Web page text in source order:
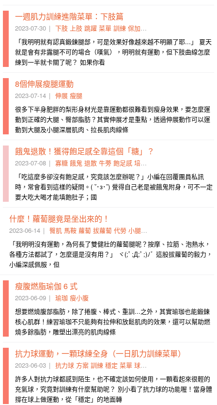
一週肌力訓練進階菜單：下肢篇
2023-07-30 下肢 上肢 跳躍 菜單 訓練 保加利亞
「我明明就有認真鍛鍊腿部，可是效果好像越來越不明顯了耶...」 夏天
就是會有非露腿不可的場合（嘆氣），明明就有運動，但下肢曲線怎麼
練到一半就卡關了呢？ 如果你看
8個伸展瘦腿運動
2023-07-14 伸展 瘦腿
很多下半身肥胖的梨形身材光是靠運動都很難看到瘦身效果，要怎麼運
動到正確的大腿、臀部脂肪？其實伸展才是重點，透過伸展動作可以運
動到大腿及小腿深層肌肉、拉長肌肉線條
餓鬼退散！獲得飽足感全靠這個「糖」？
2023-07-08 寡糖 餓鬼 退散 牛蒡 飽足感 培養出
「吃這麼多卻沒有飽足感，究竟該怎麼辦呢？」小編在回覆團員私訊
時，常會看到這樣的疑問。( ˘･з･˘) 覺得自己老是被餓鬼附身，可不一定
要大吃大喝才能填飽肚子；國
什麼！蘿蔔腿竟是坐出來的！
2023-06-14 臀肌 馬鞍 蘿蔔 拔蘿蔔 代勞 小腿 剋星
「我明明沒有運動，為何長了雙健壯的蘿蔔腿呢？按摩、拉筋、泡熱水，
各種方法都試了，怎麼還是沒有用？」 ヾ(;ﾟ;Д;ﾟ;)ﾉﾞ 這股拔蘿蔔的毅力，
小編深感佩服，但
瘦腹燃脂瑜伽 6 式
2023-06-09 瑜珈 瘦小腹
想要燃燒腹部脂肪，除了捲腹、棒式、重訓...之外，其實瑜珈也能鍛鍊
核心肌群！練習瑜珈不只能夠有拉伸和放鬆肌肉的效果，還可以幫助燃
燒多餘脂肪，雕塑出漂亮的肌肉線條
抗力球運動，一顆球練全身（一日肌力訓練菜單）
2023-06-03 抗力球 方案 訓練 穩定 菜單 球練
許多人對抗力球都感到陌生，也不確定該如何使用，一顆看起來很輕的
充氣球，究竟對訓練有什麼幫助呢？ 別小看了抗力球的功能喔！當身體
撐在球上做運動，從「穩定」的地面轉